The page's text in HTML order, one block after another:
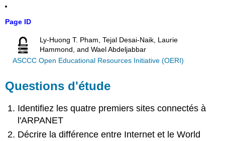
Page ID
Ly-Huong T. Pham, Tejal Desai-Naik, Laurie
Hammond, and Wael Abdeljabbar
ASCCC Open Educational Resources Initiative (OERI)
Questions d'étude
Identifiez les quatre premiers sites connectés à
l'ARPANET
Décrire la différence entre Internet et le World